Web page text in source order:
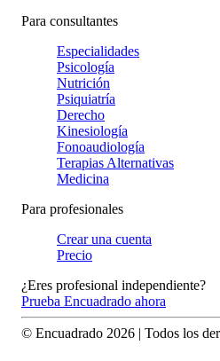
Para consultantes
Especialidades
Psicología
Nutrición
Psiquiatría
Derecho
Kinesiología
Fonoaudiología
Terapias Alternativas
Medicina
Para profesionales
Crear una cuenta
Precio
¿Eres profesional independiente?
Prueba Encuadrado ahora
© Encuadrado 2026 | Todos los